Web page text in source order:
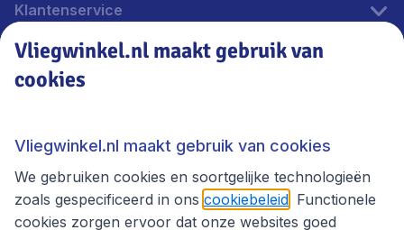
Klantenservice
Vliegwinkel.nl
Thema's
Vliegwinkel.nl maakt gebruik van
cookies
Vliegwinkel.nl maakt gebruik van cookies
We gebruiken cookies en soortgelijke technologieën
zoals gespecificeerd in ons cookiebeleid . Functionele
cookies zorgen ervoor dat onze websites goed